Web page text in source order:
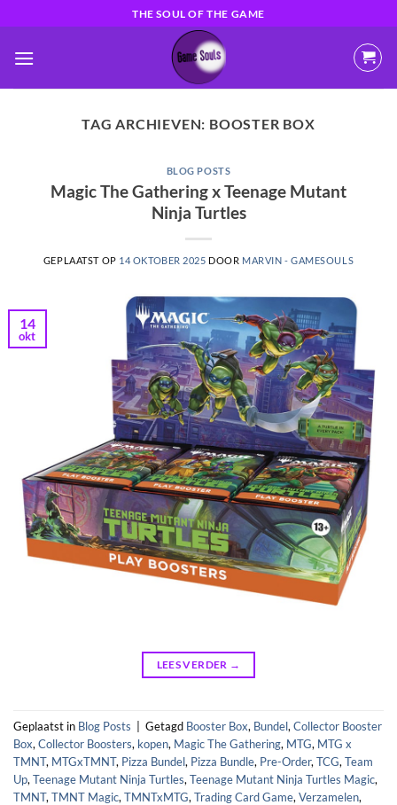
naar
inhoud
THE SOUL OF THE GAME
TAG ARCHIEVEN: BOOSTER BOX
BLOG POSTS
Magic The Gathering x Teenage Mutant
Ninja Turtles
GEPLAATST OP 14 OKTOBER 2025 DOOR MARVIN - GAMESOULS
14
okt
LEES VERDER →
Geplaatst in Blog Posts Getagd Booster Box, Bundel, Collector Booster
Box, Collector Boosters, kopen, Magic The Gathering, MTG, MTG x
TMNT, MTGxTMNT, Pizza Bundel, Pizza Bundle, Pre-Order, TCG, Team
Up, Teenage Mutant Ninja Turtles, Teenage Mutant Ninja Turtles Magic,
TMNT, TMNT Magic, TMNTxMTG, Trading Card Game, Verzamelen,